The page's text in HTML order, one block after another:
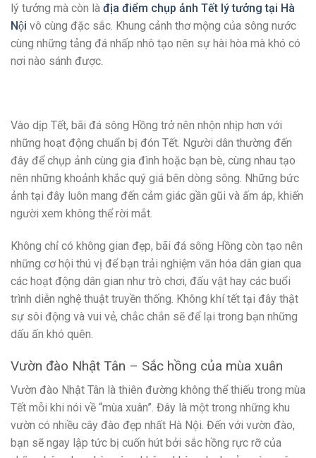
lý tưởng mà còn là địa điểm chụp ảnh Tết lý tưởng tại Hà
Nội vô cùng đặc sắc. Khung cảnh thơ mộng của sông nước
cùng những tảng đá nhấp nhô tạo nên sự hài hòa mà khó có
nơi nào sánh được.
Vào dịp Tết, bãi đá sông Hồng trở nên nhộn nhịp hơn với
những hoạt động chuẩn bị đón Tết. Người dân thường đến
đây để chụp ảnh cùng gia đình hoặc bạn bè, cùng nhau tạo
nên những khoảnh khắc quý giá bên dòng sông. Những bức
ảnh tại đây luôn mang đến cảm giác gần gũi và ấm áp, khiến
người xem không thể rời mắt.
Không chỉ có không gian đẹp, bãi đá sông Hồng còn tạo nên
những cơ hội thú vị để bạn trải nghiệm văn hóa dân gian qua
các hoạt động dân gian như trò chơi, đấu vật hay các buổi
trình diễn nghệ thuật truyền thống. Không khí tết tại đây thật
sự sôi động và vui vẻ, chắc chắn sẽ để lại trong bạn những
dấu ấn khó quên.
Vườn đào Nhật Tân – Sắc hồng của mùa xuân
Vườn đào Nhật Tân là thiên đường không thể thiếu trong mùa
Tết mỗi khi nói về “mùa xuân”. Đây là một trong những khu
vườn có nhiều cây đào đẹp nhất Hà Nội. Đến với vườn đào,
bạn sẽ ngay lập tức bị cuốn hút bởi sắc hồng rực rỡ của